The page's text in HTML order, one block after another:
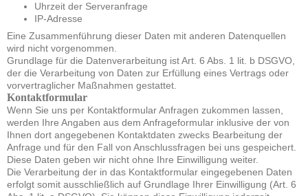
Uhrzeit der Serveranfrage
IP-Adresse
Eine Zusammenführung dieser Daten mit anderen Datenquellen
wird nicht vorgenommen.
Grundlage für die Datenverarbeitung ist Art. 6 Abs. 1 lit. b DSGVO,
der die Verarbeitung von Daten zur Erfüllung eines Vertrags oder
vorvertraglicher Maßnahmen gestattet.
Kontaktformular
Wenn Sie uns per Kontaktformular Anfragen zukommen lassen,
werden Ihre Angaben aus dem Anfrageformular inklusive der von
Ihnen dort angegebenen Kontaktdaten zwecks Bearbeitung der
Anfrage und für den Fall von Anschlussfragen bei uns gespeichert.
Diese Daten geben wir nicht ohne Ihre Einwilligung weiter.
Die Verarbeitung der in das Kontaktformular eingegebenen Daten
erfolgt somit ausschließlich auf Grundlage Ihrer Einwilligung (Art. 6